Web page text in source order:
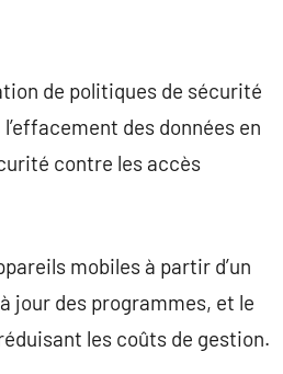
de politiques de sécurité
des données en
contre les accès
mobiles à partir d’un
jour des programmes, et le
les coûts de gestion.